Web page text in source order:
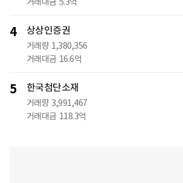
4 상상인증권
거래량 1,380,356
거래대금 16.6억
5 한국첨단소재
거래량 3,991,467
거래대금 118.3억